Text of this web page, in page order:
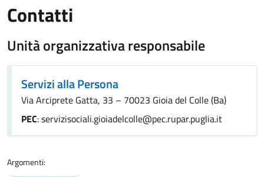
Contatti
Unità organizzativa responsabile
Servizi alla Persona
Via Arciprete Gatta, 33 – 70023 Gioia del Colle (Ba)
PEC: servizisociali.gioiadelcolle@pec.rupar.puglia.it
Argomenti: